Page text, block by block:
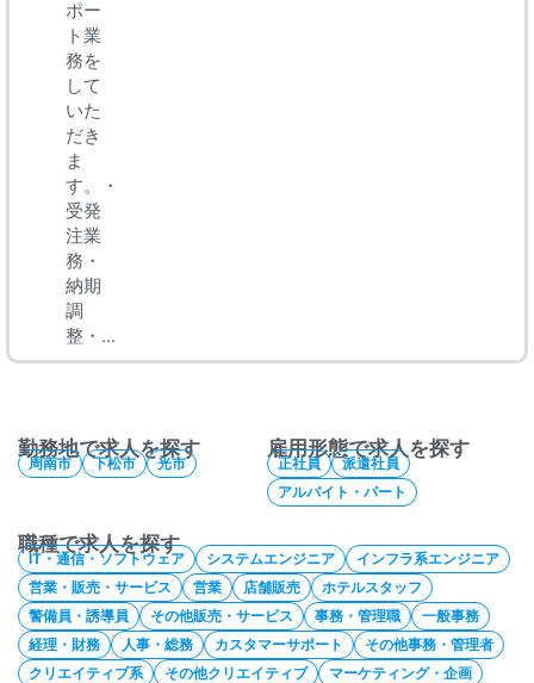
ポー
ト業
務を
して
いた
だき
ま
す。・
受発
注業
務・
納期
調
整・...
勤務地で求人を探す
周南市 下松市 光市
雇用形態で求人を探す
正社員
派遣社員
アルバイト・パート
職種で求人を探す
IT・通信・ソフトウェア システムエンジニア
インフラ系エンジニア
営業・販売・サービス
営業 店舗販売
ホテルスタッフ
警備員・誘導員
その他販売・サービス 事務・管理職
一般事務
経理・財務
人事・総務 カスタマーサポート
その他事務・管理者
クリエイティブ系
その他クリエイティブ
マーケティング・企画